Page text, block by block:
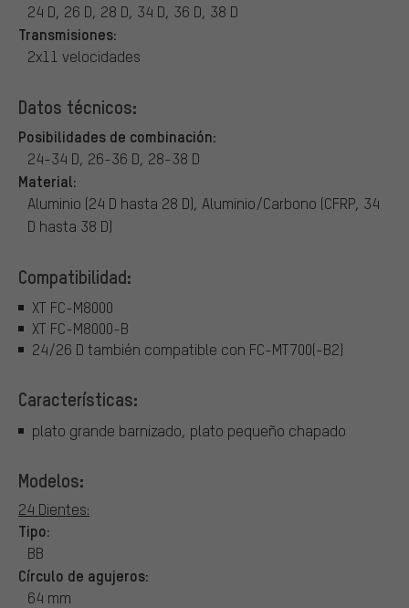
24 D, 26 D, 28 D, 34 D, 36 D, 38 D
Transmisiones:
2x11 velocidades
Datos técnicos:
Posibilidades de combinación:
24-34 D, 26-36 D, 28-38 D
Material:
Aluminio (24 D hasta 28 D), Aluminio/Carbono (CFRP, 34
D hasta 38 D)
Compatibilidad:
XT FC-M8000
XT FC-M8000-B
24/26 D también compatible con FC-MT700(-B2)
Características:
plato grande barnizado, plato pequeño chapado
Modelos:
24 Dientes:
Tipo:
BB
Círculo de agujeros:
64 mm